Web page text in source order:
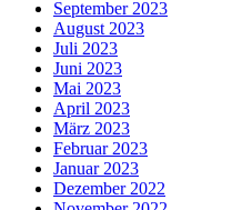
September 2023
August 2023
Juli 2023
Juni 2023
Mai 2023
April 2023
März 2023
Februar 2023
Januar 2023
Dezember 2022